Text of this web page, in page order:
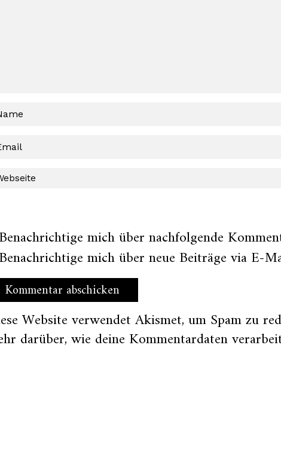
Benachrichtige mich über nachfolgende
Benachrichtige mich über neue Beiträge via E-
Website verwendet Akismet, um Spam zu
darüber, wie deine Kommentardaten